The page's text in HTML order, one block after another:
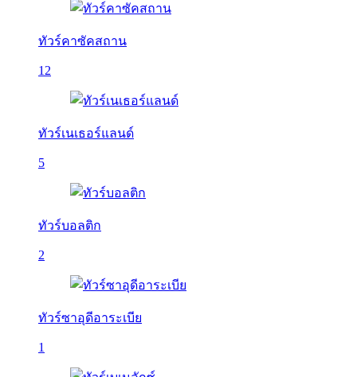
ทัวร์คาซัคสถาน
12
ทัวร์เนเธอร์แลนด์
5
ทัวร์บอลติก
2
ทัวร์ซาอุดีอาระเบีย
1